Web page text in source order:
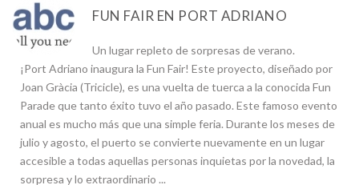
FUN FAIR EN PORT ADRIANO
Un lugar repleto de sorpresas de verano.
¡Port Adriano inaugura la Fun Fair! Este proyecto, diseñado por
Joan Gràcia (Tricicle), es una vuelta de tuerca a la conocida Fun
Parade que tanto éxito tuvo el año pasado. Este famoso evento
anual es mucho más que una simple feria. Durante los meses de
julio y agosto, el puerto se convierte nuevamente en un lugar
accesible a todas aquellas personas inquietas por la novedad, la
sorpresa y lo extraordinario ...